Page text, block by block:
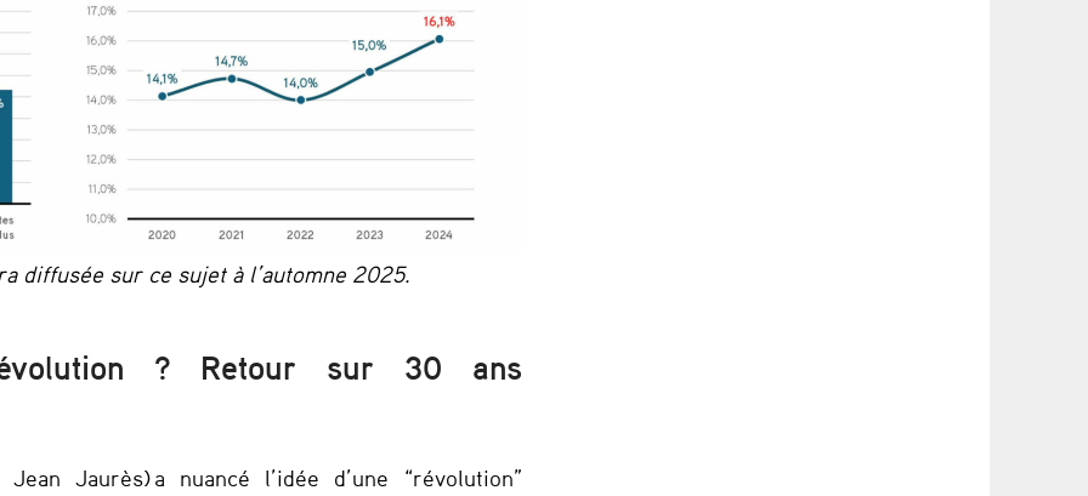
diffusée sur ce sujet à l’automne 2025.
? Retour sur 30 ans
Jaurès) a nuancé l’idée d’une “révolution”